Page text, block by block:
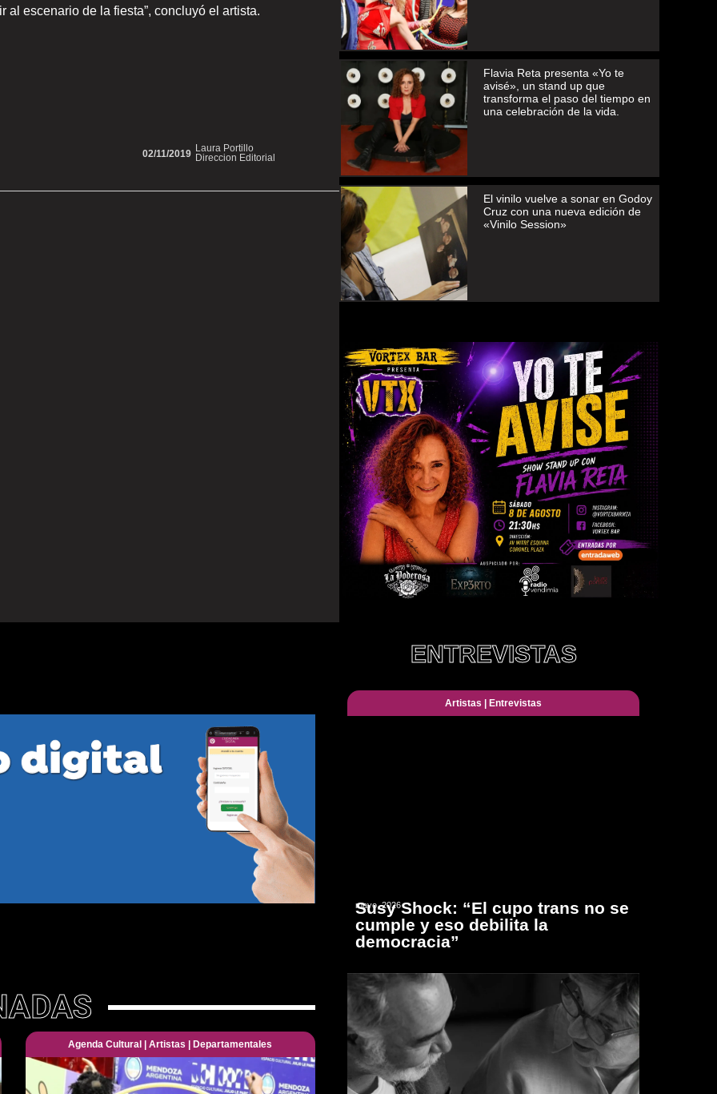
al escenario de la fiesta”, concluyó el artista.
Laura Portillo
Direccion Editorial
02/11/2019
Flavia Reta presenta «Yo te
avisé», un stand up que
transforma el paso del tiempo en
una celebración de la vida.
El vinilo vuelve a sonar en Godoy
Cruz con una nueva edición de
«Vinilo Session»
Agenda Cultural |Artistas Departamentales
ENTREVISTAS
Artistas Entrevistas
mayo, 2026
Susy Shock: “El cupo trans no se
cumple y eso debilita la
democracia”